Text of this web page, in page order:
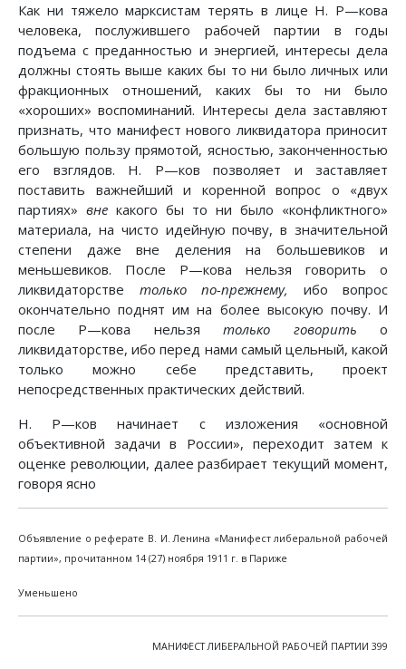
Как ни тяжело марксистам терять в лице Η. Ρ—кова
человека, послужившего рабочей партии в годы
подъема с преданностью и энергией, интересы дела
должны стоять выше каких бы то ни было личных или
фракционных отношений, каких бы то ни было
«хороших» воспоминаний. Интересы дела заставляют
признать, что манифест нового ликвидатора приносит
большую пользу прямотой, ясностью, законченностью
его взглядов. Η. Ρ—ков позволяет и заставляет
поставить важнейший и коренной вопрос о «двух
партиях» вне какого бы то ни было «конфликтного»
материала, на чисто идейную почву, в значительной
степени даже вне деления на большевиков и
меньшевиков. После Ρ—кова нельзя говорить о
ликвидаторстве только по-прежнему, ибо вопрос
окончательно поднят им на более высокую почву. И
после Ρ—кова нельзятолько говорить о
ликвидаторстве, ибо перед нами самый цельный, какой
только можно себе представить, проект
непосредственных практических действий.
Η. Ρ—ков начинает с изложения «основной
объективной задачи в России», переходит затем к
оценке революции, далее разбирает текущий момент,
говоря ясно
Объявление о реферате В. И. Ленина «Манифест либеральной рабочей
партии», прочитанном 14 (27) ноября 1911 г. в Париже
Уменьшено
МАНИФЕСТ ЛИБЕРАЛЬНОЙ РАБОЧЕЙ ПАРТИИ 399